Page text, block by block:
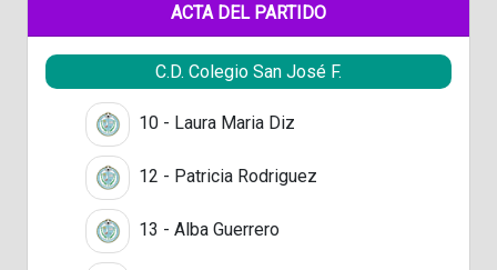
ACTA DEL PARTIDO
C.D. Colegio San José F.
10 - Laura Maria Diz
12 - Patricia Rodriguez
13 - Alba Guerrero